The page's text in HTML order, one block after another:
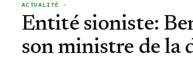
ACTUALITÉ ·
Entité sioniste:
son ministre de la